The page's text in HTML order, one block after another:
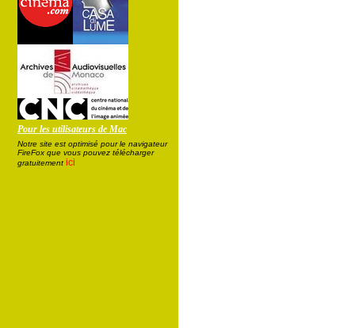
Pour les utilisateurs de Mac
Notre site est optimisé pour le navigateur
FireFox que vous pouvez télécharger
gratuitement ici